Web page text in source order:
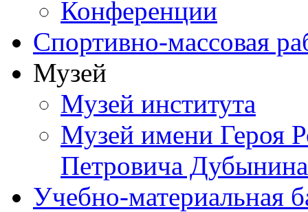
Конференции
Спортивно-массовая
Музей
Музей института
Музей имени Героя
Петровича Дубынина
Учебно-материальная